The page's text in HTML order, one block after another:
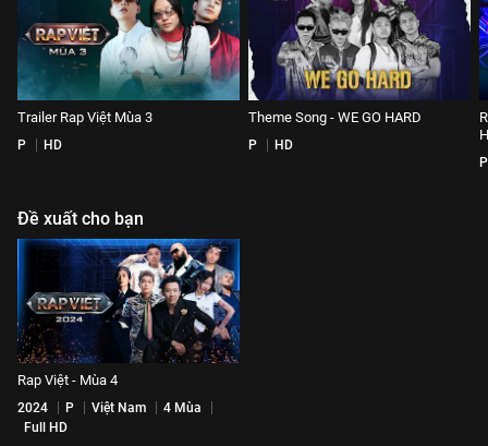
Trailer Rap Việt Mùa 3
P HD
Theme Song - WE GO HARD
P HD
P
Đề xuất cho bạn
Rap Việt - Mùa 4
2024 P Việt Nam
4 Mùa
Full HD